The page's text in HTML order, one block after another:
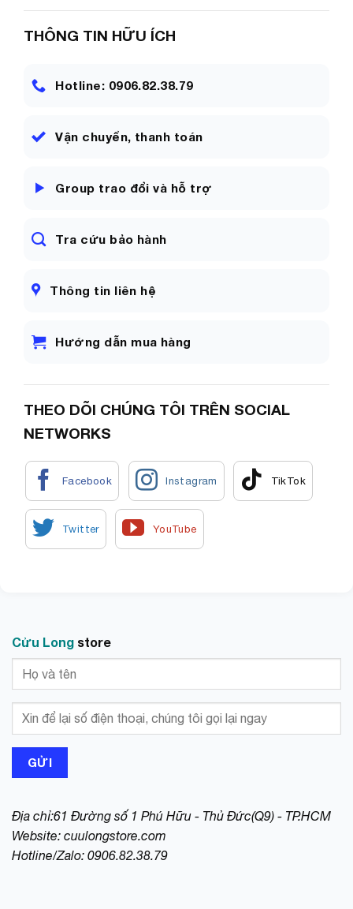
THÔNG TIN HỮU ÍCH
Hotline: 0906.82.38.79
Vận chuyển, thanh toán
Group trao đổi và hỗ trợ
Tra cứu bảo hành
Thông tin liên hệ
Hướng dẫn mua hàng
THEO DÕI CHÚNG TÔI TRÊN SOCIAL
NETWORKS
Cửu Long store
Địa chỉ:61 Đường số 1 Phú Hữu - Thủ Đức(Q9) - TP.HCM
Website: cuulongstore.com
Hotline/Zalo: 0906.82.38.79